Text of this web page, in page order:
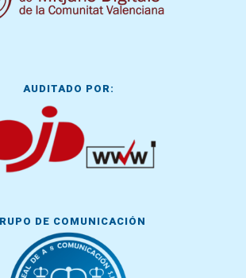
AUDITADO POR:
DE COMUNICACIÓN